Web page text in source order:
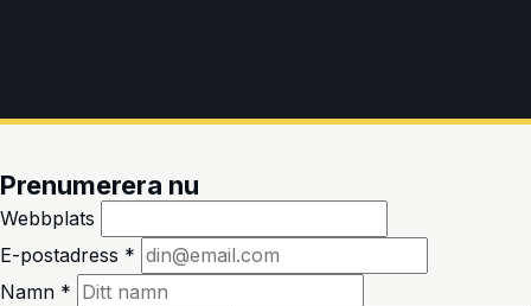
Prenumerera nu
Webbplats
E-postadress *
Namn *